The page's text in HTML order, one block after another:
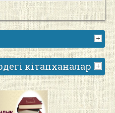
кітапханалар